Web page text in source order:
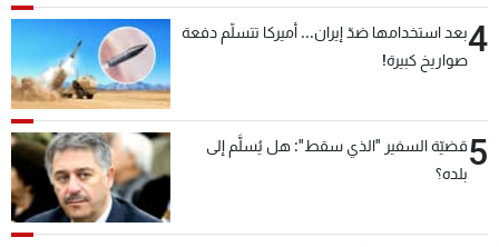
4بعد استخدامها ضدّ إيران... أميركا تتسلّم دفعة
صواريخ كبيرة!
5قضيّة السفير "الذي سقط": هل يُسلَّم إلى
بلده؟